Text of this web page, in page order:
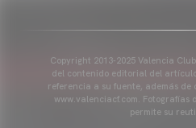
Copyright 2013-2025 Valencia
del contenido editorial del
referencia a su fuente, además de
www.valenciacf.com. Fotografías
permite su